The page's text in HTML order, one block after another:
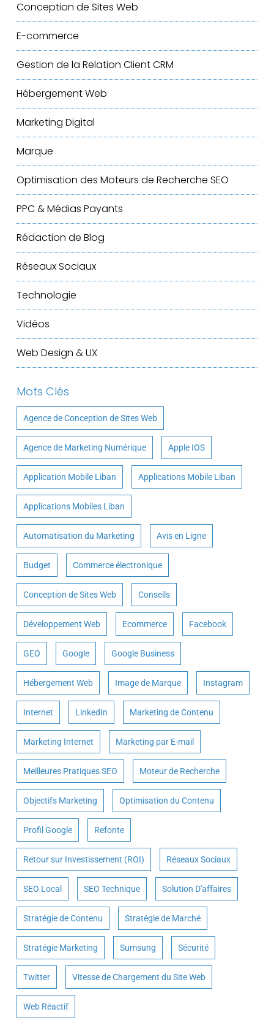
Conception de Sites Web
E-commerce
Gestion de la Relation ClientCRM
Hébergement Web
Marketing Digital
Marque
Optimisation des Moteurs de Recherche SEO
PPC & Médias Payants
Rédaction de Blog
Réseaux Sociaux
Technologie
Vidéos
Web Design & UX
Mots Clés
Agence de Conception de Sites Web
Agence de Marketing Numérique Apple IOS
Application Mobile Liban Applications Mobile Liban
Applications Mobiles Liban
Automatisation du Marketing Avis en Ligne
Budget Commerce électronique
Conception de Sites Web Conseils
Développement Web Ecommerce Facebook
GEO Google Google Business
Hébergement Web Image de Marque Instagram
Internet LinkedIn Marketing de Contenu
Marketing Internet Marketing par E-mail
Meilleures Pratiques SEO Moteur de Recherche
Objectifs Marketing Optimisation du Contenu
Profil Google Refonte
Retour sur Investissement (ROI) Réseaux Sociaux
SEO Local SEO Technique Solution D'affaires
Stratégie de Contenu Stratégie de Marché
Stratégie Marketing Sumsung Sécurité
Twitter Vitesse de Chargement du Site Web
Web Réactif